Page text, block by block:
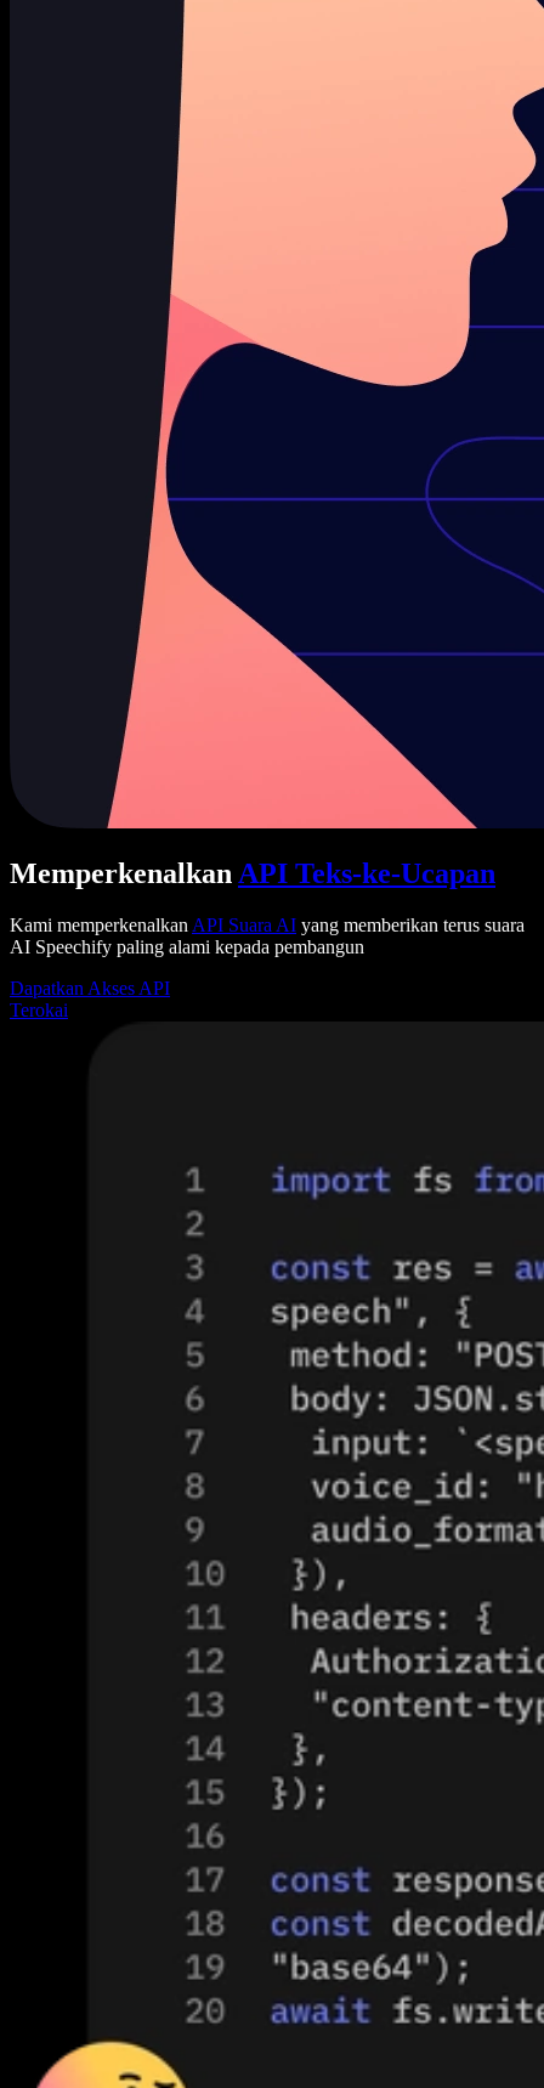
Memperkenalkan API Teks-ke-Ucapan
Kami memperkenalkan API Suara AI yang memberikan terus suara
AI Speechify paling alami kepada pembangun
Dapatkan Akses API
Terokai